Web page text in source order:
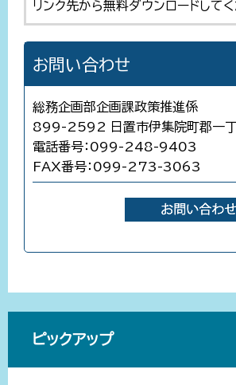
リンク先から無料ダウンロードしてく
お問い合わせ
総務企画部企画課政策推進係
899-2592 日置市伊集院町郡一
電話番号：099-248-9403
FAX番号：099-273-3063
ピックアップ